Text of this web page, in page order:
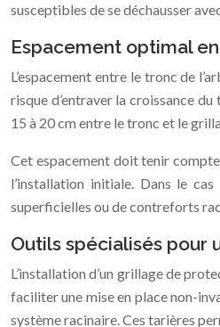
susceptibles de se déchausser
Espacement optimal
L’espacement entre le tronc de
risque d’entraver la croissance
15 à 20 cm entre le tronc et le
Cet espacement doit tenir
l’installation initiale. Dans le
superficielles ou de contreforts
Outils spécialisés pour
L’installation d’un grillage de
faciliter une mise en place non-
système racinaire. Ces tarières